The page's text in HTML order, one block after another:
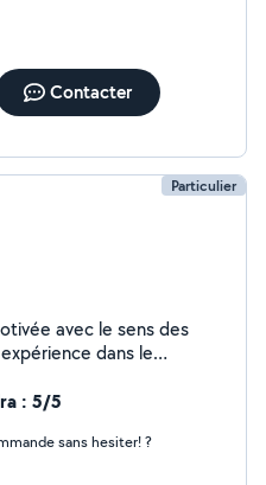
Contacter
Particulier
avec le sens des
dans le
cordialement
: 5/5
sans hesiter! ?